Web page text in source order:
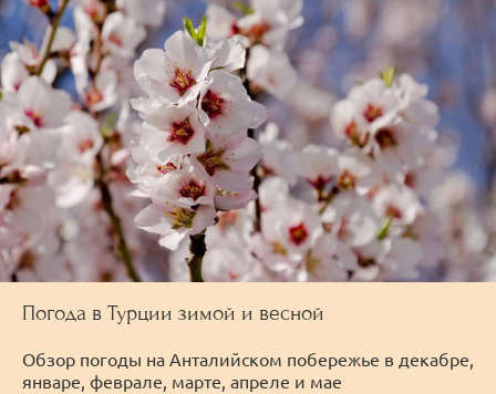
Погода в Турции зимой и весной
Обзор погоды на Анталийском побережье в декабре,
январе, феврале, марте, апреле и мае